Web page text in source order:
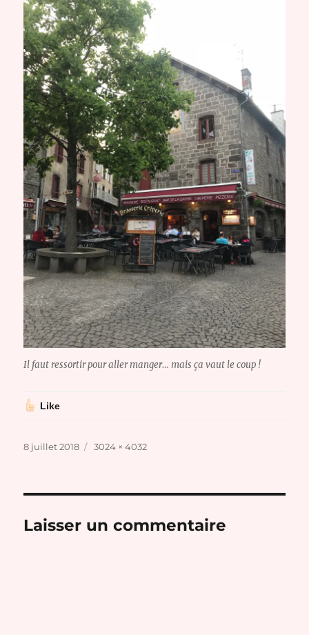
Il faut ressortir pour aller manger… mais ça vaut le coup !
Like
Publié
8 juillet 2018
Taille
3024 × 4032
Laisser un commentaire